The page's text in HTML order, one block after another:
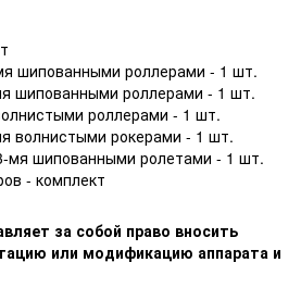
шипованными роллерами - 1 шт.
шипованными роллерами - 1 шт.
роллерами - 1 шт.
волнистыми рокерами - 1 шт.
мя шипованными ролетами - 1 шт.
- комплект
за собой право вносить
или модификацию аппарата и